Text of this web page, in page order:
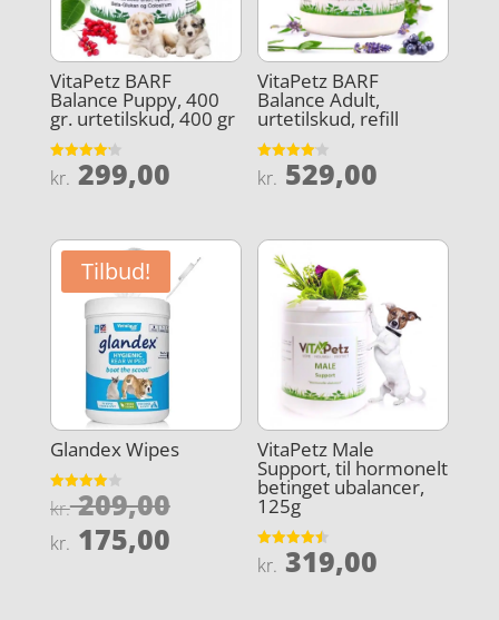
VitaPetz BARF
Balance Puppy, 400
gr. urtetilskud, 400 gr
Vurderet
4.2
kr. 299,00
VitaPetz BARF
Balance Adult,
urtetilskud, refill
Vurderet
4.1
kr. 529,00
Tilbud!
Glandex Wipes
Vurderet
4
kr.209,00Den
oprindelige
kr. 175,00Den
aktuelle
VitaPetz Male
Support, til hormonelt
betinget ubalancer,
125g
Vurderet
4.5
kr. 319,00